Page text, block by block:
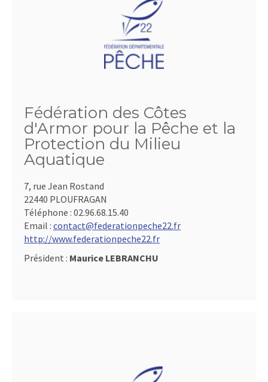
Fédération des Côtes
d'Armor pour la Pêche et la
Protection du Milieu
Aquatique
7, rue Jean Rostand
22440 PLOUFRAGAN
Téléphone : 02.96.68.15.40
Email : contact@federationpeche22.fr
http://www.federationpeche22.fr
Président : Maurice LEBRANCHU